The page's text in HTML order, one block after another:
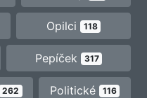
Opilci 118
Pepíček 317
262 Politické 116